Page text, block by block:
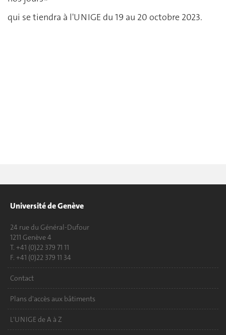
qui se tiendra à l'UNIGE du 19 au 20 octobre 2023.
Université de Genève
24 rue du Général-Dufour
1211 Genève 4
T. +41 (0)22 379 71 11
F. +41 (0)22 379 11 34
Contact
Plans d'accès aux bâtiments
L'UNIGE de A à Z